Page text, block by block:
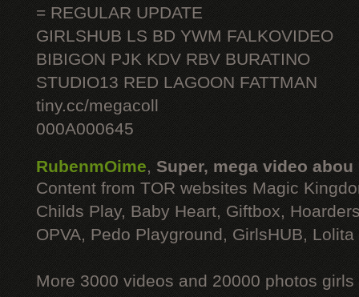
= REGULAR UPDATE
GIRLSHUB LS BD YWM FALKOVIDEO
BIBIGON PJK KDV RBV BURATINO
STUDIO13 RED LAGOON FATTMAN
tiny.cc/megacoll
000A000645
RubenmOime, Super, mega video abou
Content from TOR websites Magic
Childs Play, Baby Heart, Giftbox,
OPVA, Pedo Playground, GirlsHUB, Lolita
More 3000 videos and 20000 photos